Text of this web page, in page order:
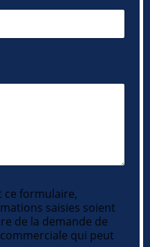
ce formulaire,
saisies soient
de la demande de
qui peut